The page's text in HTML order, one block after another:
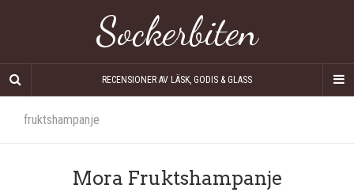
Sockerbiten
RECENSIONER AV LÄSK, GODIS & GLASS
fruktshampanje
Mora Fruktshampanje